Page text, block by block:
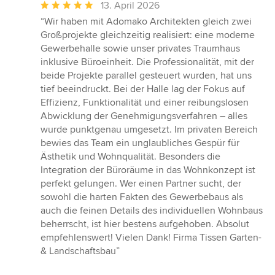
Durchschnittliche
Bewertung:
5
von
5
Sternen
13. April 2026
“Wir haben mit Adomako Architekten gleich zwei
Großprojekte gleichzeitig realisiert: eine moderne
Gewerbehalle sowie unser privates Traumhaus
inklusive Büroeinheit. Die Professionalität, mit der
beide Projekte parallel gesteuert wurden, hat uns
tief beeindruckt. Bei der Halle lag der Fokus auf
Effizienz, Funktionalität und einer reibungslosen
Abwicklung der Genehmigungsverfahren – alles
wurde punktgenau umgesetzt. Im privaten Bereich
bewies das Team ein unglaubliches Gespür für
Ästhetik und Wohnqualität. Besonders die
Integration der Büroräume in das Wohnkonzept ist
perfekt gelungen. Wer einen Partner sucht, der
sowohl die harten Fakten des Gewerbebaus als
auch die feinen Details des individuellen Wohnbaus
beherrscht, ist hier bestens aufgehoben. Absolut
empfehlenswert! Vielen Dank! Firma Tissen Garten-
& Landschaftsbau”